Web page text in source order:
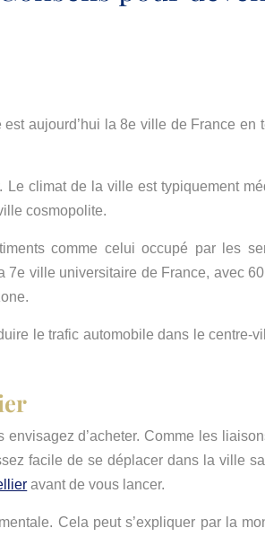
aujourd’hui la 8e ville de France en
climat de la ville est typiquement
cosmopolite.
comme celui occupé par les
ville universitaire de France, avec
le trafic automobile dans le centre-
d’acheter. Comme les
facile de se déplacer dans la ville
avant de vous lancer.
Cela peut s’expliquer par la